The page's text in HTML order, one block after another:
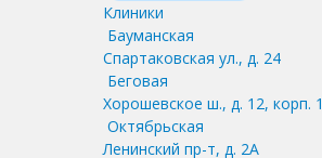
Клиники
Бауманская
Спартаковская ул., д. 24
Беговая
Хорошевское ш., д. 12, корп. 1
Октябрьская
Ленинский пр-т, д. 2А